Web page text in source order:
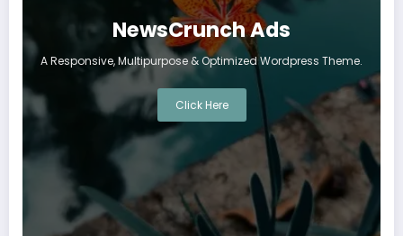
NewsCrunch Ads
A Responsive, Multipurpose & Optimized Wordpress Theme.
Click Here